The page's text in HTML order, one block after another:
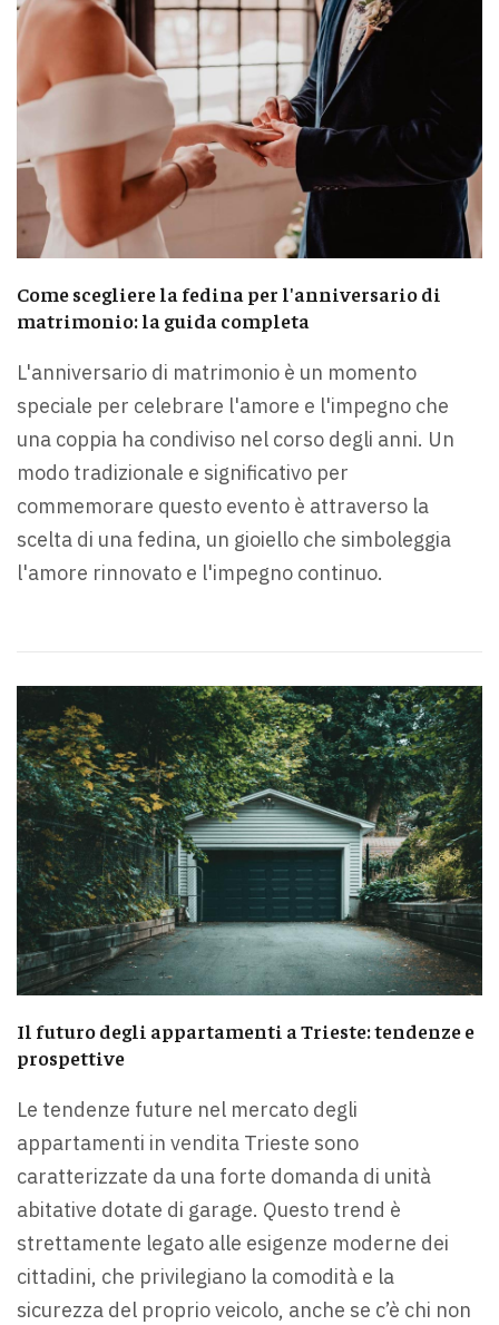
Come scegliere la fedina per l'anniversario di
matrimonio: la guida completa
L'anniversario di matrimonio è un momento
speciale per celebrare l'amore e l'impegno che
una coppia ha condiviso nel corso degli anni. Un
modo tradizionale e significativo per
commemorare questo evento è attraverso la
scelta di una fedina, un gioiello che simboleggia
l'amore rinnovato e l'impegno continuo.
Il futuro degli appartamenti a Trieste: tendenze e
prospettive
Le tendenze future nel mercato degli
appartamenti in vendita Trieste sono
caratterizzate da una forte domanda di unità
abitative dotate di garage. Questo trend è
strettamente legato alle esigenze moderne dei
cittadini, che privilegiano la comodità e la
sicurezza del proprio veicolo, anche se c’è chi non